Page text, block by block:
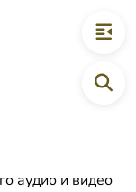
аудио и видео